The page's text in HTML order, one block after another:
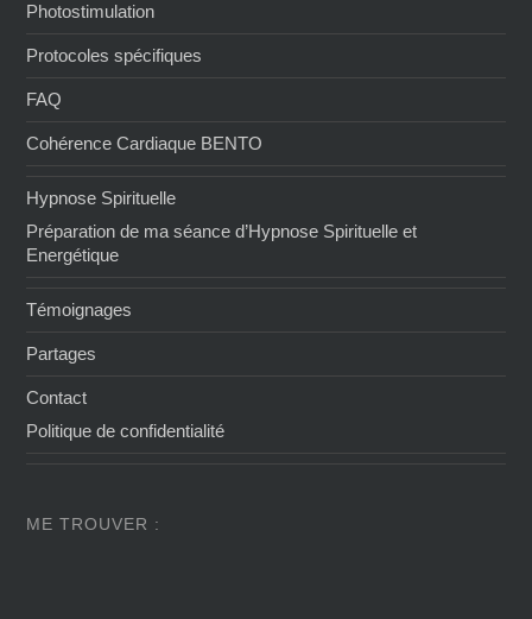
Photostimulation
Protocoles spécifiques
FAQ
Cohérence Cardiaque BENTO
Hypnose Spirituelle
Préparation de ma séance d’Hypnose Spirituelle et
Energétique
Témoignages
Partages
Contact
Politique de confidentialité
ME TROUVER :